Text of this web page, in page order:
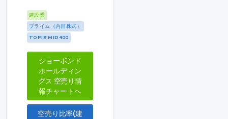
建設業
プライム（内国株式）
TOPIX MID400
ショーボンド
ホールディン
グス 空売り情
報チャートへ
空売り比率(建